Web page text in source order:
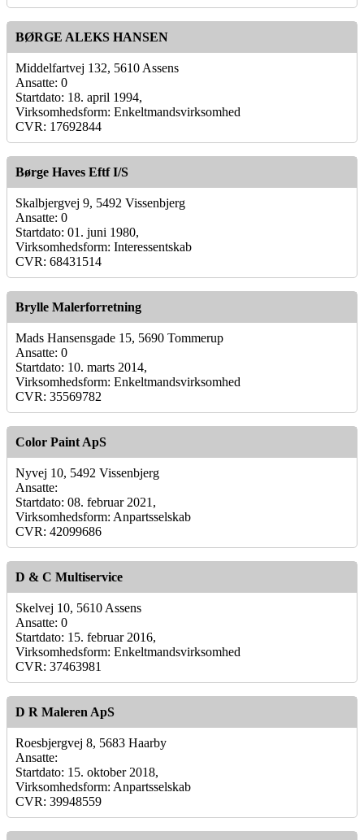
BØRGE ALEKS HANSEN
Middelfartvej 132, 5610 Assens
Ansatte: 0
Startdato: 18. april 1994,
Virksomhedsform: Enkeltmandsvirksomhed
CVR: 17692844
Børge Haves Eftf I/S
Skalbjergvej 9, 5492 Vissenbjerg
Ansatte: 0
Startdato: 01. juni 1980,
Virksomhedsform: Interessentskab
CVR: 68431514
Brylle Malerforretning
Mads Hansensgade 15, 5690 Tommerup
Ansatte: 0
Startdato: 10. marts 2014,
Virksomhedsform: Enkeltmandsvirksomhed
CVR: 35569782
Color Paint ApS
Nyvej 10, 5492 Vissenbjerg
Ansatte:
Startdato: 08. februar 2021,
Virksomhedsform: Anpartsselskab
CVR: 42099686
D & C Multiservice
Skelvej 10, 5610 Assens
Ansatte: 0
Startdato: 15. februar 2016,
Virksomhedsform: Enkeltmandsvirksomhed
CVR: 37463981
D R Maleren ApS
Roesbjergvej 8, 5683 Haarby
Ansatte:
Startdato: 15. oktober 2018,
Virksomhedsform: Anpartsselskab
CVR: 39948559